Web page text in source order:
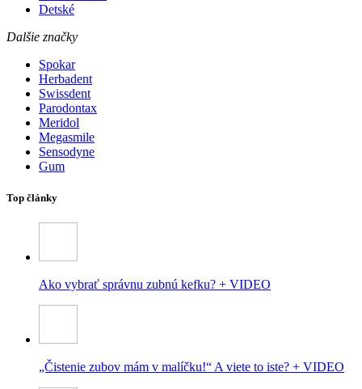
Detské
Dalšie značky
Spokar
Herbadent
Swissdent
Parodontax
Meridol
Megasmile
Sensodyne
Gum
Top články
Ako vybrať správnu zubnú kefku? + VIDEO
„Čistenie zubov mám v malíčku!“ A viete to iste? + VIDEO